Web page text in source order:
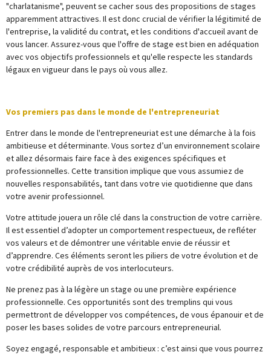
"charlatanisme", peuvent se cacher sous des propositions de stages
apparemment attractives. Il est donc crucial de vérifier la légitimité de
l'entreprise, la validité du contrat, et les conditions d'accueil avant de
vous lancer. Assurez-vous que l'offre de stage est bien en adéquation
avec vos objectifs professionnels et qu'elle respecte les standards
légaux en vigueur dans le pays où vous allez.
Vos premiers pas dans le monde de l'entrepreneuriat
Entrer dans le monde de l'entrepreneuriat est une démarche à la fois
ambitieuse et déterminante. Vous sortez d’un environnement scolaire
et allez désormais faire face à des exigences spécifiques et
professionnelles. Cette transition implique que vous assumiez de
nouvelles responsabilités, tant dans votre vie quotidienne que dans
votre avenir professionnel.
Votre attitude jouera un rôle clé dans la construction de votre carrière.
Il est essentiel d’adopter un comportement respectueux, de refléter
vos valeurs et de démontrer une véritable envie de réussir et
d’apprendre. Ces éléments seront les piliers de votre évolution et de
votre crédibilité auprès de vos interlocuteurs.
Ne prenez pas à la légère un stage ou une première expérience
professionnelle. Ces opportunités sont des tremplins qui vous
permettront de développer vos compétences, de vous épanouir et de
poser les bases solides de votre parcours entrepreneurial.
Soyez engagé, responsable et ambitieux : c’est ainsi que vous pourrez